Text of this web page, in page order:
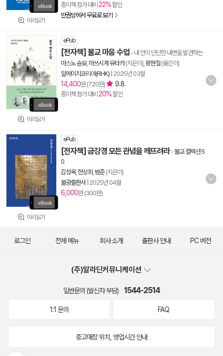
미리읽기
종이책 정가 대비 22%할인
만권당에서 무료로 보기
미리읽기
ePub
[전자책] 불교 마음 수업 - 내 안의 단단한 내면을 발견하는
마스노 슌묘, 마쓰시게 유타카(지은이), 왕현철 (옮긴이)
알에이치코리아(RHK) 2025년 03월
14,400원 (720원) 9.8
종이책 정가 대비 20%할인
미리읽기
ePub
[전자책] 금강경 모든 관념을 깨뜨려라-불교 컬렉션 5
0
김성옥, 한상희 범준(지은이)
불광출판사| 2025년 04월
6,000원 (300원)
로그인 전체 메뉴 회사 소개 출판사 안내 PC 버전
(주)알라딘커뮤니케이션
일반문의 (발신자 부담) 1544-2514
1:1 문의 FAQ
중고매장 위치, 영업시간 안내